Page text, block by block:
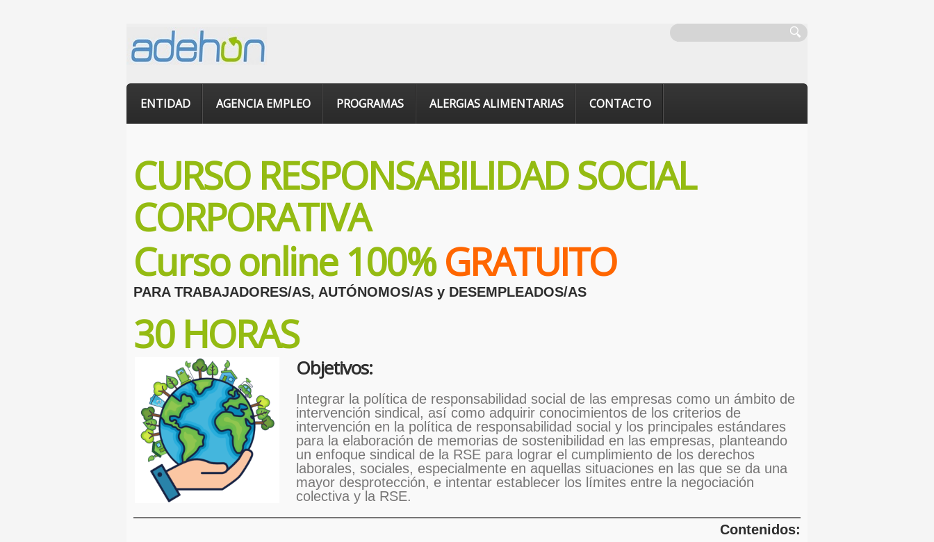
ENTIDAD AGENCIA EMPLEO PROGRAMAS ALERGIAS ALIMENTARIAS CONTACTO
CURSO RESPONSABILIDAD SOCIAL
CORPORATIVA
Curso online 100%GRATUITO
PARA TRABAJADORES/AS, AUTÓNOMOS/AS y DESEMPLEADOS/AS
30 HORAS
Objetivos:
Integrar la política de responsabilidad social de las empresas como un ámbito de
intervención sindical, así como adquirir conocimientos de los criterios de
intervención en la política de responsabilidad social y los principales estándares
para la elaboración de memorias de sostenibilidad en las empresas, planteando
un enfoque sindical de la RSE para lograr el cumplimiento de los derechos
laborales, sociales, especialmente en aquellas situaciones en las que se da una
mayor desprotección, e intentar establecer los límites entre la negociación
colectiva y la RSE.
Contenidos: